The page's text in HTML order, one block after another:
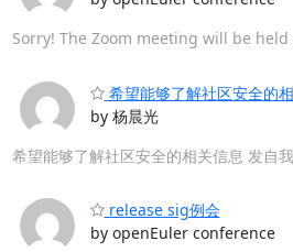
Sorry! The Zoom meeting will be
希望能够了解社区安全的
by 杨晨光
希望能够了解社区安全的相关信息 发自
release sig例会
by openEuler conference